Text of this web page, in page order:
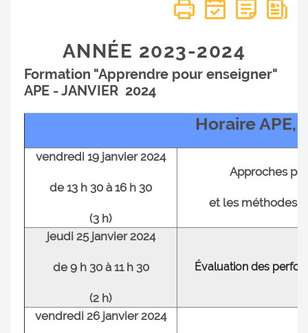
ANNÉE 2023-2024
Formation "Apprendre pour enseigner"
APE - JANVIER 2024
Horaire APE,
vendredi 19 janvier 2024
de 13 h 30 à 16 h 30
(3 h)
Approches
et les méthodes
jeudi 25 janvier 2024
de 9 h 30 à 11 h 30
(2 h)
Évaluation des
vendredi 26 janvier 2024